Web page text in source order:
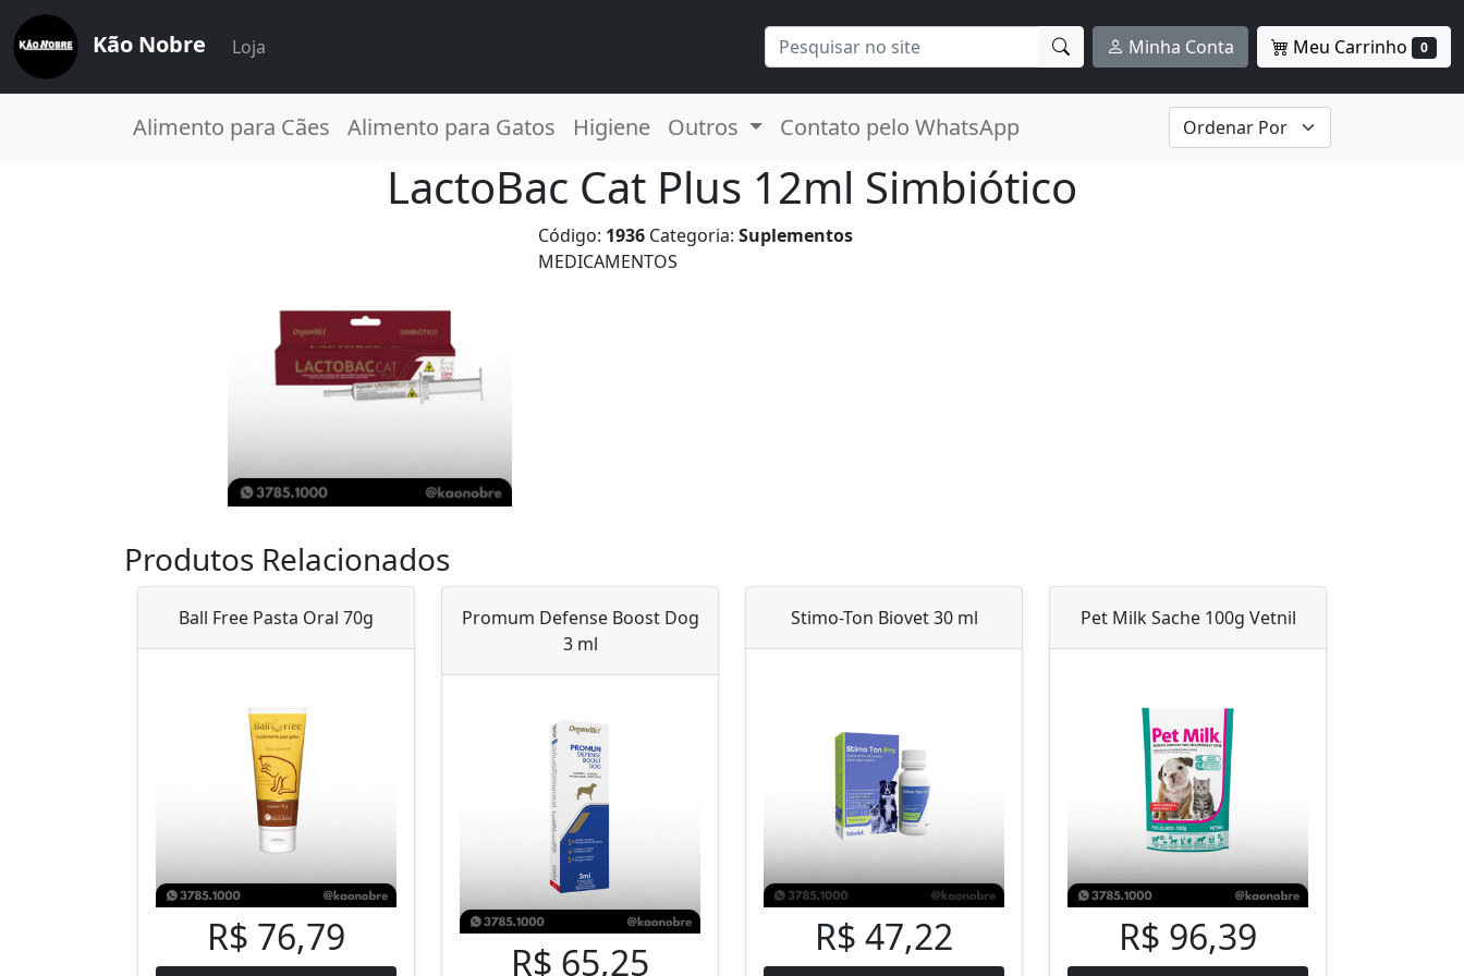
Kão Nobre Loja Minha Conta Meu Carrinho 0
Alimento para Cães Alimento para Gatos Higiene Outros Contato pelo WhatsApp
LactoBac Cat Plus 12ml Simbiótico
Código: 1936 Categoria: Suplementos
MEDICAMENTOS
Produtos Relacionados
Ball Free Pasta Oral 70g
R$ 76,79
Promum Defense Boost Dog
3 ml
R$ 65,25
Stimo-Ton Biovet 30 ml
R$ 47,22
Pet Milk Sache 100g Vetnil
R$ 96,39